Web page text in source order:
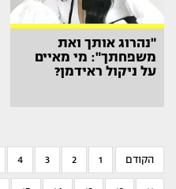
"נהרוג אותך ואת
משפחתך": מי מאיים
על ניקול ראידמן?
הקודם 1
2
3
4